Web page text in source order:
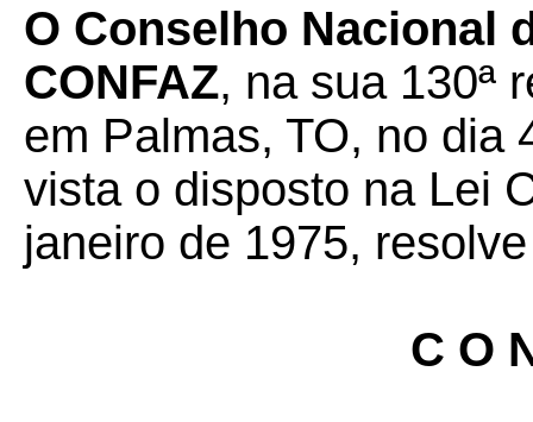
O Conselho Nacional
CONFAZ, na sua 130ª
em Palmas, TO, no dia
vista o disposto na Lei
janeiro de 1975,
C O